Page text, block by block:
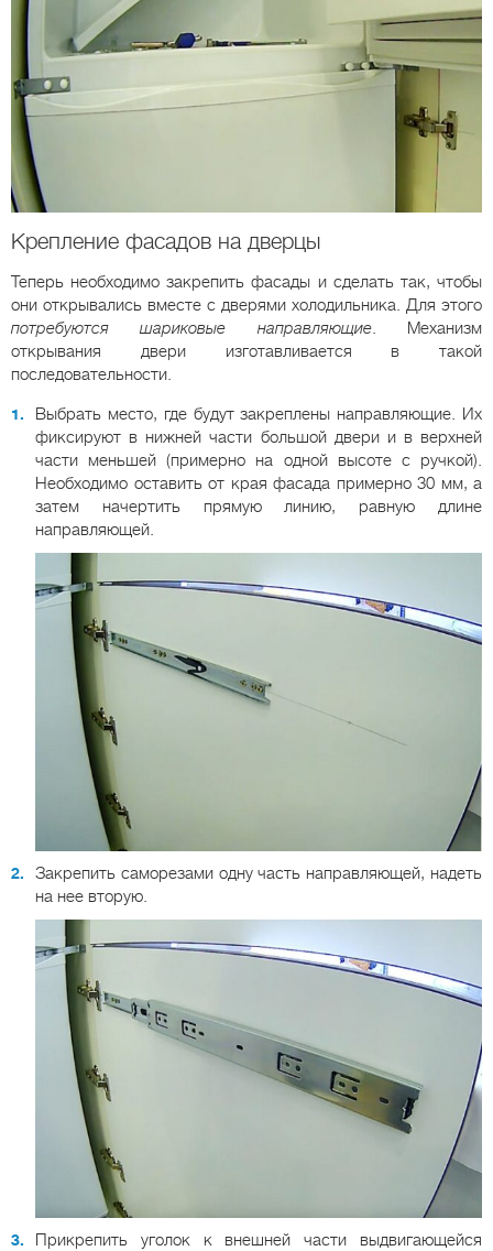
Крепление фасадов на дверцы
Теперь необходимо закрепить фасады и сделать так, чтобы
они открывались вместе с дверями холодильника. Для этого
потребуются шариковые направляющие. Механизм
открывания двери изготавливается в такой
последовательности.
Выбрать место, где будут закреплены направляющие. Их
фиксируют в нижней части большой двери и в верхней
части меньшей (примерно на одной высоте с ручкой).
Необходимо оставить от края фасада примерно 30 мм, а
затем начертить прямую линию, равную длине
направляющей.
Закрепить саморезами одну часть направляющей, надеть
на нее вторую.
Прикрепить уголок к внешней части выдвигающейся